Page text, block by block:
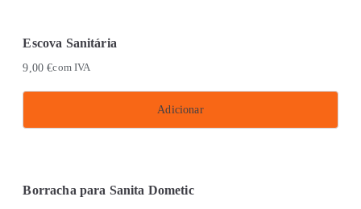
Escova Sanitária
9,00€com IVA
Adicionar
Borracha para Sanita Dometic